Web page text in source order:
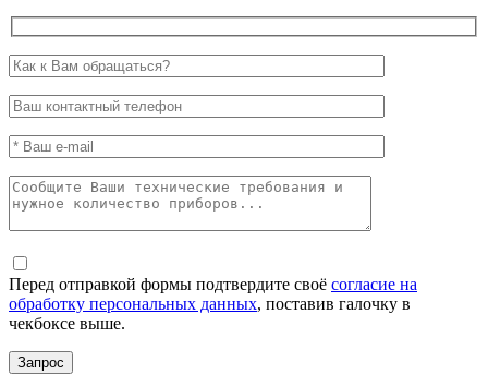
Перед отправкой формы подтвердите своё согласие на
обработку персональных данных, поставив галочку в
чекбоксе выше.